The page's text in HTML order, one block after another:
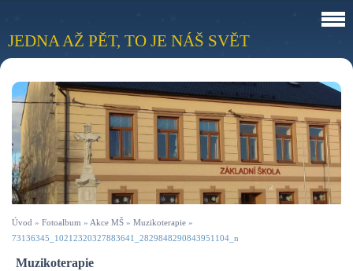
JEDNA AŽ PĚT, TO JE NÁŠ SVĚT
Úvod » Fotoalbum » Akce MŠ » Muzikoterapie »
73136345_10212320327883641_2829848290843951104_n
Muzikoterapie